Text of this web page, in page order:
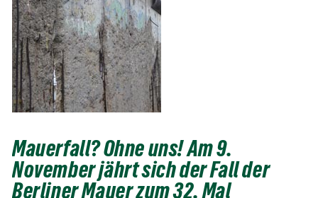
Mauerfall? Ohne uns! Am 9.
November jährt sich der Fall der
Berliner Mauer zum 32. Mal